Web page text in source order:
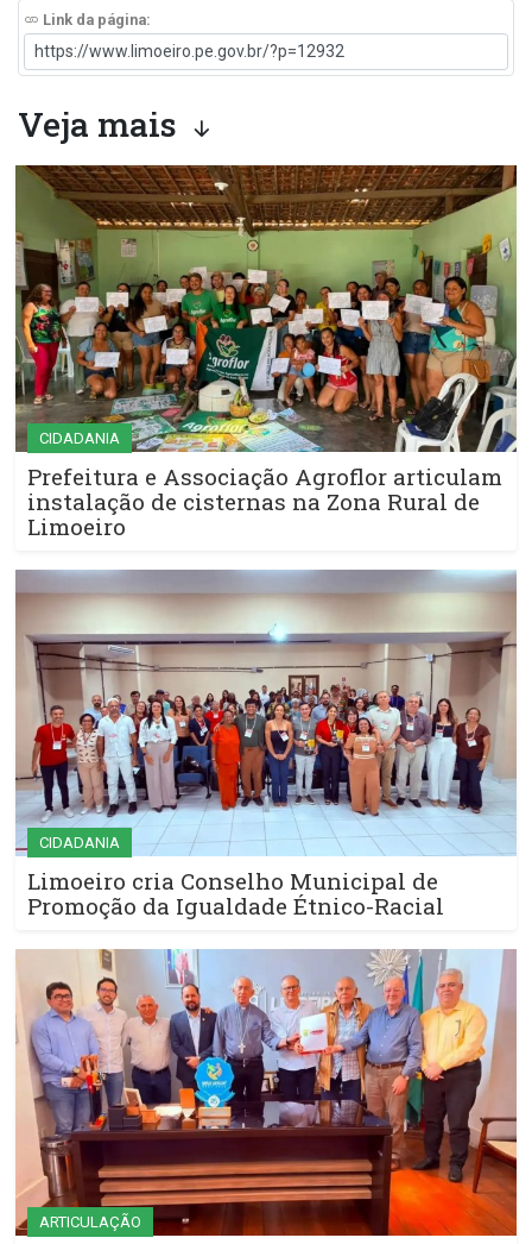
Link da página:
Veja mais
CIDADANIA
Prefeitura e Associação Agroflor articulam
instalação de cisternas na Zona Rural de
Limoeiro
CIDADANIA
Limoeiro cria Conselho Municipal de
Promoção da Igualdade Étnico-Racial
ARTICULAÇÃO